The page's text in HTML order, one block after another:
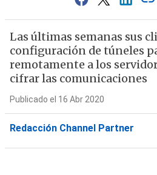
Las últimas semanas sus
configuración de túneles
remotamente a los
cifrar las comunicaciones
Publicado el 16 Abr 2020
Redacción Channel Partner